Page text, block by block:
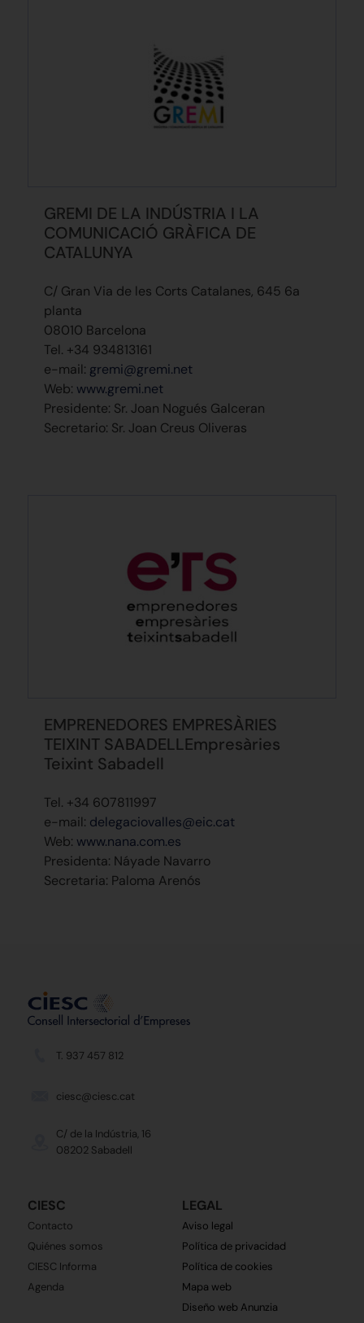
GREMI DE LA INDÚSTRIA I LA
COMUNICACIÓ GRÀFICA DE
CATALUNYA
C/ Gran Via de les Corts Catalanes, 645 6a
planta
08010 Barcelona
Tel. +34 934813161
e-mail: gremi@gremi.net
Web: www.gremi.net
Presidente: Sr. Joan Nogués Galceran
Secretario: Sr. Joan Creus Oliveras
EMPRENEDORES EMPRESÀRIES
TEIXINT SABADELLEmpresàries
Teixint Sabadell
Tel. +34 607811997
e-mail: delegaciovalles@eic.cat
Web: www.nana.com.es
Presidenta: Náyade Navarro
Secretaria: Paloma Arenós
T. 937 457 812
ciesc@ciesc.cat
C/ de la Indústria, 16
08202 Sabadell
CIESC
Contacto
Quiénes somos
CIESC Informa
Agenda
LEGAL
Aviso legal
Política de privacidad
Política de cookies
Mapa web
Diseño web Anunzia